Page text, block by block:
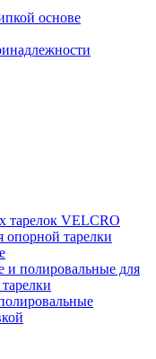
основе
тарелок VELCRO
тарелки
полировальные для